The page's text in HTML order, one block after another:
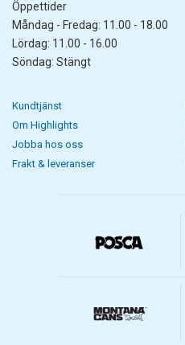
Öppettider
Måndag - Fredag: 11.00 - 18.00
Lördag: 11.00 - 16.00
Söndag: Stängt
Kundtjänst
Om Highlights
Jobba hos oss
Frakt & leveranser